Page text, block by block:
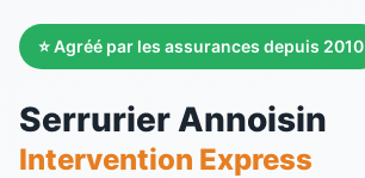
⭐ Agréé par les assurances depuis 2010
Serrurier Annoisin
Intervention Express